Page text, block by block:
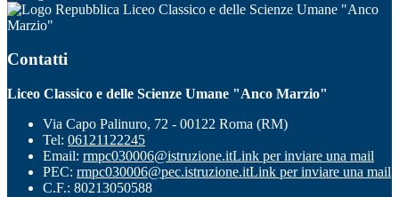
Liceo Classico e delle Scienze Umane "Anco
Marzio"
Contatti
Liceo Classico e delle Scienze Umane "Anco Marzio"
Via Capo Palinuro, 72 - 00122 Roma (RM)
Tel: 06121122245
Email: rmpc030006@istruzione.itLink per inviare una mail
PEC: rmpc030006@pec.istruzione.itLink per inviare una mail
C.F.: 80213050588